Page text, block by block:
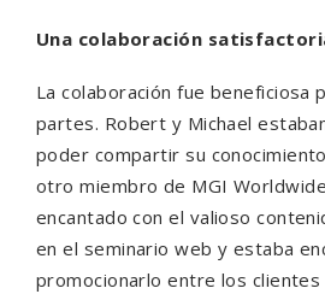
Una colaboración
La colaboración fue beneficiosa
partes. Robert y Michael
poder compartir su
otro miembro de MGI
encantado con el valioso
en el seminario web y estaba
promocionarlo entre los clientes